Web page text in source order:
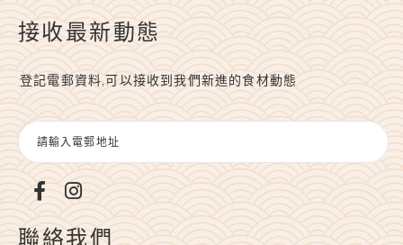
接收最新動態
登記電郵資料,可以接收到我們新進的食材動態
聯絡我們